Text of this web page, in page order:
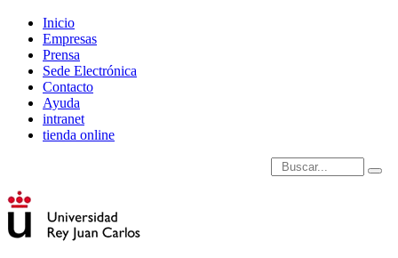
Inicio
Empresas
Prensa
Sede Electrónica
Contacto
Ayuda
intranet
tienda online
Introduce términos de